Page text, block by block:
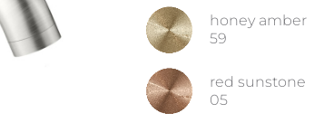
honey amber
59
red sunstone
05